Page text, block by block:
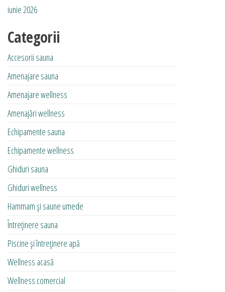
iunie 2026
Categorii
Accesorii sauna
Amenajare sauna
Amenajare wellness
Amenajări wellness
Echipamente sauna
Echipamente wellness
Ghiduri sauna
Ghiduri wellness
Hammam și saune umede
Întreținere sauna
Piscine și întreținere apă
Wellness acasă
Wellness comercial